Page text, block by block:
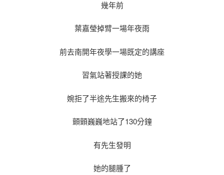
幾年前
葉嘉瑩掉臂一場年夜雨
前去南開年夜學一場既定的講座
習氣站著授課的她
婉拒了半途先生搬來的椅子
顫顫巍巍地站了130分鐘
有先生發明
她的腿腫了